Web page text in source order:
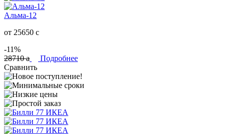
Альма-12
от 25650 c
-11%
28710a
Подробнее
Сравнить